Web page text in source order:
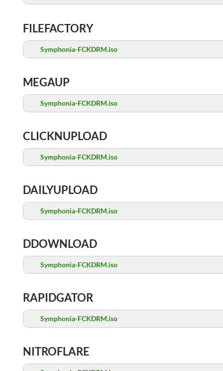
FILEFACTORY
Symphonia-FCKDRM.iso
MEGAUP
Symphonia-FCKDRM.iso
CLICKNUPLOAD
Symphonia-FCKDRM.iso
DAILYUPLOAD
Symphonia-FCKDRM.iso
DDOWNLOAD
Symphonia-FCKDRM.iso
RAPIDGATOR
Symphonia-FCKDRM.iso
NITROFLARE